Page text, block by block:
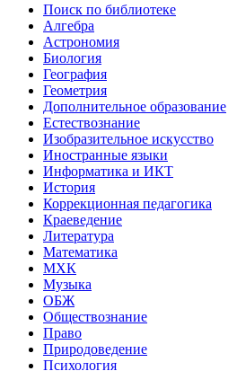
Поиск по библиотеке
Алгебра
Астрономия
Биология
География
Геометрия
Дополнительное образование
Естествознание
Изобразительное искусство
Иностранные языки
Информатика и ИКТ
История
Коррекционная педагогика
Краеведение
Литература
Математика
МХК
Музыка
ОБЖ
Обществознание
Право
Природоведение
Психология